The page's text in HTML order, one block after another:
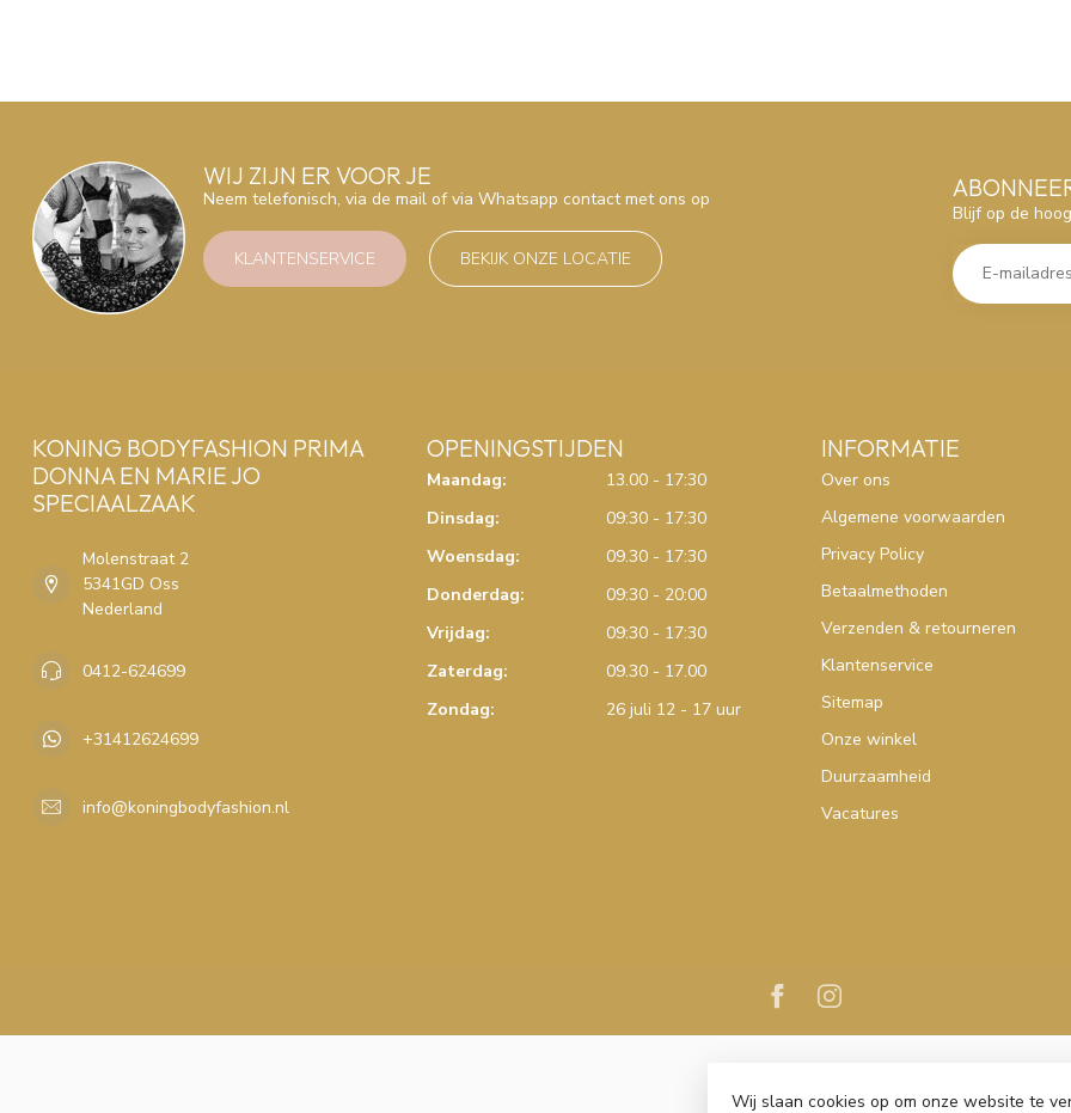
WIJ ZIJN ER VOOR JE
Neem telefonisch, via de mail of via Whatsapp contact met ons op
KLANTENSERVICE BEKIJK ONZE LOCATIE
Blijf op de
KONING BODYFASHION PRIMA
DONNA EN MARIE JO
SPECIAALZAAK
Molenstraat 2
5341GD Oss
Nederland
0412-624699
+31412624699
info@koningbodyfashion.nl
OPENINGSTIJDEN
Maandag:
13.00 - 17:30
Dinsdag:
09:30 - 17:30
Woensdag:
09.30 - 17:30
Donderdag:
09:30 - 20:00
Vrijdag:
09:30 - 17:30
Zaterdag:
09.30 - 17.00
Zondag:
26 juli 12 - 17 uur
INFORMATIE
Over ons
Algemene voorwaarden
Privacy Policy
Betaalmethoden
Verzenden & retourneren
Klantenservice
Sitemap
Onze winkel
Duurzaamheid
Vacatures
Wij slaan cookies op om onze website te